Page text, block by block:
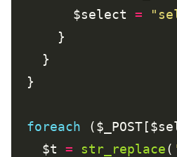
        $select
=
foreach
    $t
= str_replace(